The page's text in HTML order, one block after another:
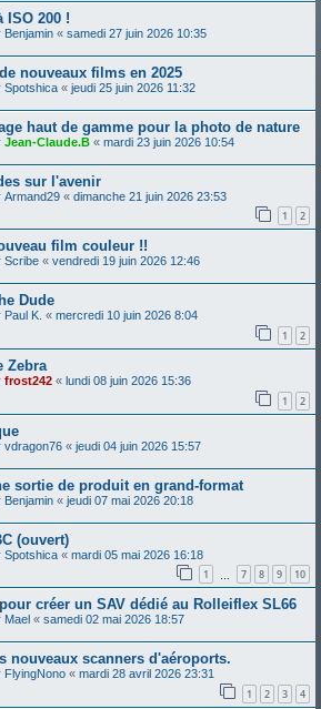
ISO 200 !
Benjamin « samedi 27 juin 2026 10:35
nouveaux films en 2025
Spotshica « jeudi 25 juin 2026 11:32
haut de gamme pour la photo de nature
Jean-Claude.B « mardi 23 juin 2026 10:54
sur l'avenir
Armand29 « dimanche 21 juin 2026 23:53
1 2
film couleur !!
Scribe « vendredi 19 juin 2026 12:46
Dude
Paul K. « mercredi 10 juin 2026 8:04
1 2
Zebra
frost242 « lundi 08 juin 2026 15:36
1 2
vdragon76 « jeudi 04 juin 2026 15:57
sortie de produit en grand-format
Benjamin « jeudi 07 mai 2026 20:18
(ouvert)
Spotshica « mardi 05 mai 2026 16:18
1 7 8 9 10
créer un SAV dédié au Rolleiflex SL66
Mael « samedi 02 mai 2026 18:57
nouveaux scanners d'aéroports.
FlyingNono « mardi 28 avril 2026 23:31
1 2 3 4